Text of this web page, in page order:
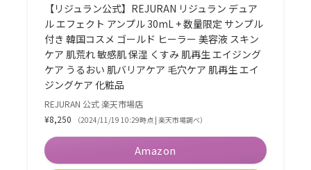
【リジュラン公式】REJURAN リジュラン デュア
ル エフェクト アンプル 30mL + 数量限定 サンプル
付き 韓国コスメ ゴールド ヒーラー 美容液 スキン
ケア 肌荒れ 敏感肌 保湿 くすみ 肌再生 エイジング
ケア うるおい 肌バリアケア 毛穴ケア 肌再生 エイ
ジングケア 化粧品
REJURAN 公式 楽天市場店
¥8,250
（2024/11/19 10:29時点 | 楽天市場調べ）
Amazon